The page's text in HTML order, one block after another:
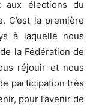
aux élections du
C’est la première
à laquelle nous
la Fédération de
réjouir et nous
participation très
pour l’avenir de